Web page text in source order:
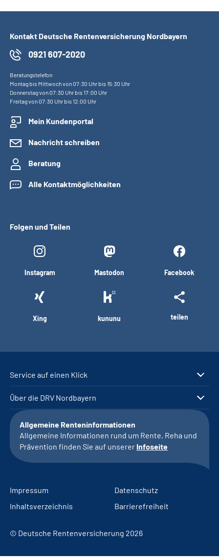
Kontakt Deutsche Rentenversicherung Nordbayern
0921 607-2020
Beratungstelefon
Montag bis Mittwoch von 07:30 Uhr bis 15:30 Uhr
Donnerstag von 07:30 Uhr bis 17:00 Uhr
Freitag von 07:30 Uhr bis 12:00 Uhr
Mein Kundenportal
Nachricht schreiben
Beratung
Alle Kontaktmöglichkeiten
Folgen und Teilen
Instagram Mastodon Facebook
Xing kununu teilen
Service auf einen Klick
Über die DRV Nordbayern
Allgemeine Renteninformationen
Allgemeine Informationen rund um Rente, Reha und
Prävention finden Sie auf unserer Infoseite
Impressum
Datenschutz
Inhaltsverzeichnis
Barrierefreiheit
© Deutsche Rentenversicherung 2026